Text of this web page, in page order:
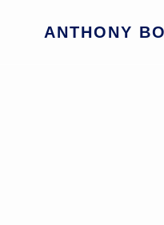
ANTHONY